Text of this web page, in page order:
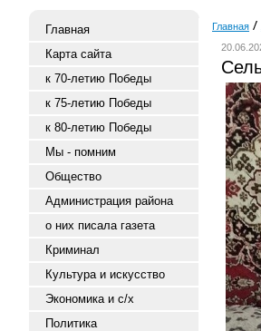
Главная
Карта сайта
к 70-летию Победы
к 75-летию Победы
к 80-летию Победы
Мы - помним
Общество
Администрация района
о них писала газета
Криминал
Культура и искусство
Экономика и с/х
Политика
Главная